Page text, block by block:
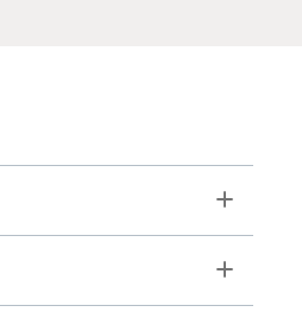
Toggle
Toggle